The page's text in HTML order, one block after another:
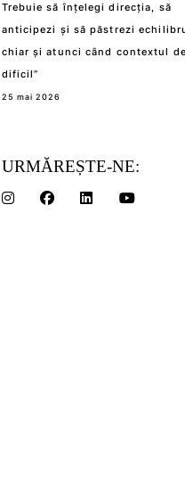
Trebuie să înțelegi direcția, să
anticipezi și să păstrezi
chiar și atunci când contextul
dificil”
25 mai 2026
URMĂREȘTE-NE: